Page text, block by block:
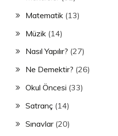
Matematik (13)
Müzik (14)
Nasıl Yapılır? (27)
Ne Demektir? (26)
Okul Öncesi (33)
Satranç (14)
Sınavlar(20)